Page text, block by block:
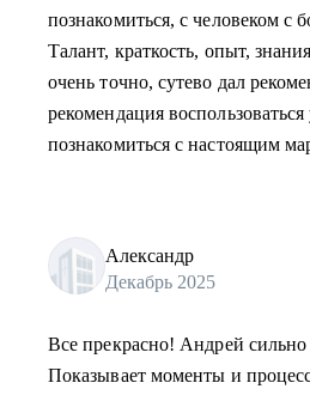
познакомиться, с человеком с
Талант, краткость, опыт,
очень точно, сутево дал
рекомендация
познакомиться с настоящим
Александр
Декабрь 2025
Все прекрасно! Андрей
Показывает моменты и